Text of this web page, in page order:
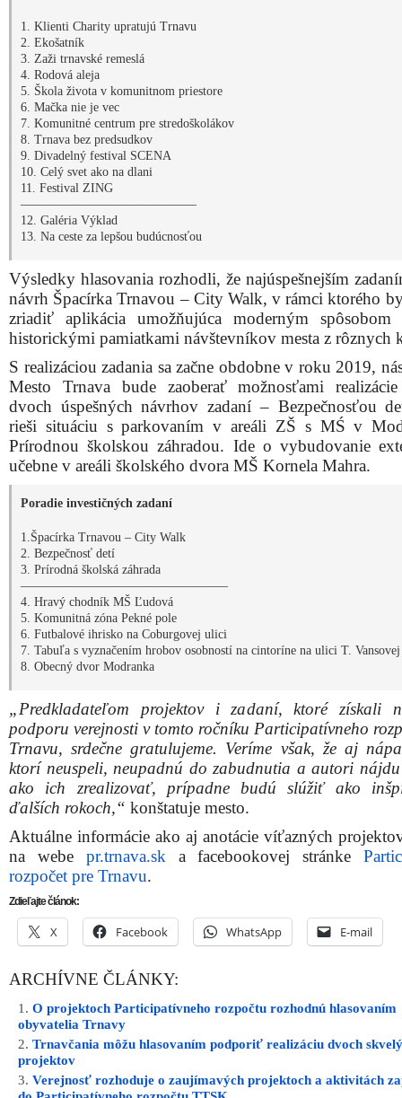
1. Klienti Charity upratujú Trnavu
2. Ekošatník
3. Zaži trnavské remeslá
4. Rodová aleja
5. Škola života v komunitnom priestore
6. Mačka nie je vec
7. Komunitné centrum pre stredoškolákov
8. Trnava bez predsudkov
9. Divadelný festival SCENA
10. Celý svet ako na dlani
11. Festival ZING
——————————————
12. Galéria Výklad
13. Na ceste za lepšou budúcnosťou
Výsledky hlasovania rozhodli, že najúspešnejším
návrh Špacírka Trnavou – City Walk, v rámci ktorého
zriadiť aplikácia umožňujúca moderným spôsobom
historickými pamiatkami návštevníkov mesta z rôznych
S realizáciou zadania sa začne obdobne v roku 2019,
Mesto Trnava bude zaoberať možnosťami
dvoch úspešných návrhov zadaní – Bezpečnosťou
rieši situáciu s parkovaním v areáli ZŠ s MŚ v
Prírodnou školskou záhradou. Ide o vybudovanie
učebne v areáli školského dvora MŠ Kornela Mahra.
Poradie investičných zadaní
1.Špacírka Trnavou – City Walk
2. Bezpečnosť detí
3. Prírodná školská záhrada
————————————————–
4. Hravý chodník MŠ Ľudová
5. Komunitná zóna Pekné pole
6. Futbalové ihrisko na Coburgovej ulici
7. Tabuľa s vyznačením hrobov osobností na cintoríne na ulici T. Vansovej
8. Obecný dvor Modranka
„Predkladateľom projektov i zadaní, ktoré získali
podporu verejnosti v tomto ročníku Participatívneho
Trnavu, srdečne gratulujeme. Veríme však, že aj
ktorí neuspeli, neupadnú do zabudnutia a autori nájdu
ako ich zrealizovať, prípadne budú slúžiť ako
ďalších rokoch,“ konštatuje mesto.
Aktuálne informácie ako aj anotácie víťazných
na webe pr.trnava.sk a facebookovej stránke
rozpočet pre Trnavu.
Zdieľajte článok:
X Facebook WhatsApp E-mail
ARCHÍVNE ČLÁNKY:
O projektoch Participatívneho rozpočtu rozhodnú hlasovaním
obyvatelia Trnavy
Trnavčania môžu hlasovaním podporiť realizáciu dvoch
projektov
Verejnosť rozhoduje o zaujímavých projektoch a aktivitách